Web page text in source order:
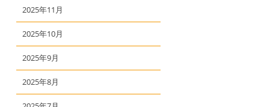
2025年11月
2025年10月
2025年9月
2025年8月